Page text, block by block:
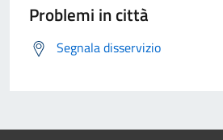
Problemi in città
Segnala disservizio